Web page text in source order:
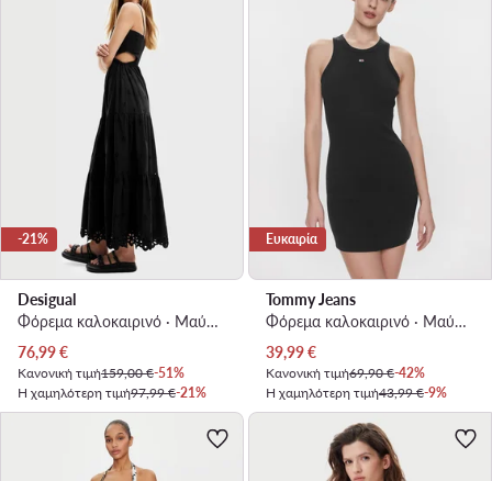
-21%
Desigual
Φόρεμα καλοκαιρινό · Μαύρο · Maxi
Τρέχουσα τιμή
76,99€
Κανονική τιμή159,00 €-51%
Η χαμηλότερη τιμή97,99 €-21%
Ευκαιρία
Tommy Jeans
Φόρεμα καλοκαιρινό · Μαύρο · Mini
Τρέχουσα τιμή
39,99€
Κανονική τιμή69,90 €-42%
Η χαμηλότερη τιμή43,99 €-9%